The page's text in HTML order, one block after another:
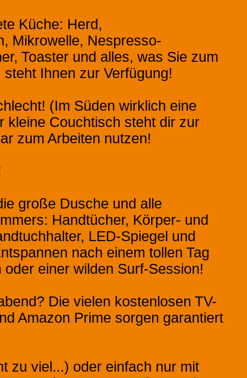
Küche: Herd,
Mikrowelle, Nespresso-
Toaster und alles, was Sie zum
Ihnen zur Verfügung!
(Im Süden wirklich eine
kleine Couchtisch steht dir zur
zum Arbeiten nutzen!
große Dusche und alle
Handtücher, Körper- und
LED-Spiegel und
nach einem tollen Tag
einer wilden Surf-Session!
Die vielen kostenlosen TV-
Amazon Prime sorgen garantiert
zu viel...) oder einfach nur mit